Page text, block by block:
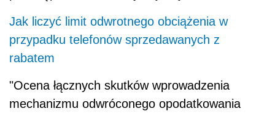
Jak liczyć limit odwrotnego obciążenia w
przypadku telefonów sprzedawanych z
rabatem
"Ocena łącznych skutków wprowadzenia
mechanizmu odwróconego opodatkowania